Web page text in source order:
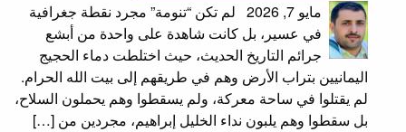
مايو 7, 2026 لم تكن “تنومة” مجرد نقطة جغرافية
في عسير، بل كانت شاهدة على واحدة من أبشع
جرائم التاريخ الحديث، حيث اختلطت دماء الحجيج
اليمانيين بتراب الأرض وهم في طريقهم إلى بيت الله الحرام.
لم يقتلوا في ساحة معركة، ولم يسقطوا وهم يحملون السلاح،
بل سقطوا وهم يلبون نداء الخليل إبراهيم، مجردين من […]